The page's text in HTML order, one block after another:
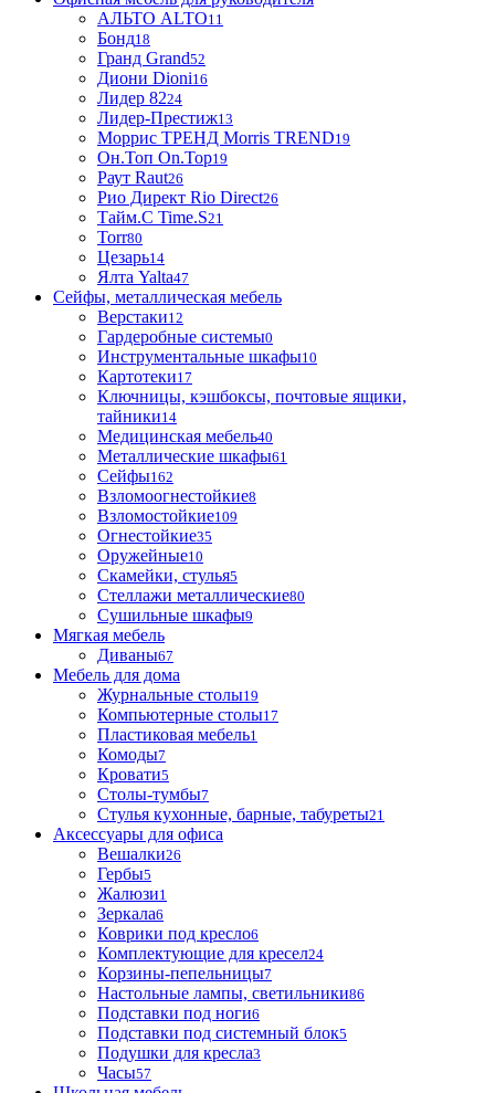
АЛЬТО ALTO11
Бонд18
Гранд Grand52
Диони Dioni16
Лидер 8224
Лидер-Престиж13
Моррис ТРЕНД Morris TREND19
Он.Топ On.Top19
Раут Raut26
Рио Директ Rio Direct26
Тайм.С Time.S21
Torr80
Цезарь14
Ялта Yalta47
Сейфы, металлическая мебель
Верстаки12
Гардеробные системы0
Инструментальные шкафы10
Картотеки17
Ключницы, кэшбоксы, почтовые ящики,
тайники14
Медицинская мебель40
Металлические шкафы61
Сейфы162
Взломоогнестойкие8
Взломостойкие109
Огнестойкие35
Оружейные10
Скамейки, стулья5
Стеллажи металлические80
Сушильные шкафы9
Мягкая мебель
Диваны67
Мебель для дома
Журнальные столы19
Компьютерные столы17
Пластиковая мебель1
Комоды7
Кровати5
Столы-тумбы7
Стулья кухонные, барные, табуреты21
Аксессуары для офиса
Вешалки26
Гербы5
Жалюзи1
Зеркала6
Коврики под кресло6
Комплектующие для кресел24
Корзины-пепельницы7
Настольные лампы, светильники86
Подставки под ноги6
Подставки под системный блок5
Подушки для кресла3
Часы57